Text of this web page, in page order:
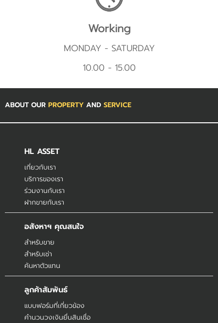
Working
MONDAY - SATURDAY
10.00 - 15.00
ABOUT OUR PROPERTY AND SERVICE
HL ASSET
เกี่ยวกับเรา
บริการของเรา
ร่วมงานกับเรา
ฝากขายกับเรา
อสังหาฯ คุณสนใจ
สำหรับขาย
สำหรับเช่า
ค้นหาตัวแทน
ลูกค้าสัมพันธ์
แบบฟอร์มที่เกี่ยวข้อง
คำนวนวงเงินยื่นสินเชื่อ